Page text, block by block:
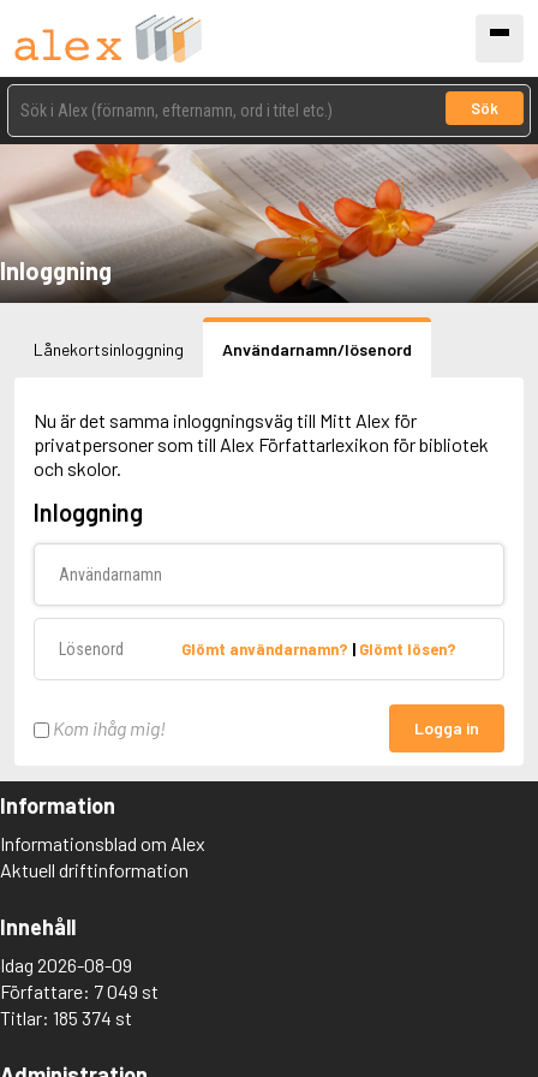
Sök
Inloggning
Lånekortsinloggning Användarnamn/lösenord
Nu är det samma inloggningsväg till Mitt Alex för
privatpersoner som till Alex Författarlexikon för bibliotek
och skolor.
Inloggning
Glömt användarnamn? | Glömt lösen?
Kom ihåg mig! Logga in
Information
Informationsblad om Alex
Aktuell driftinformation
Innehåll
Idag 2026-08-09
Författare: 7 049 st
Titlar: 185 374 st